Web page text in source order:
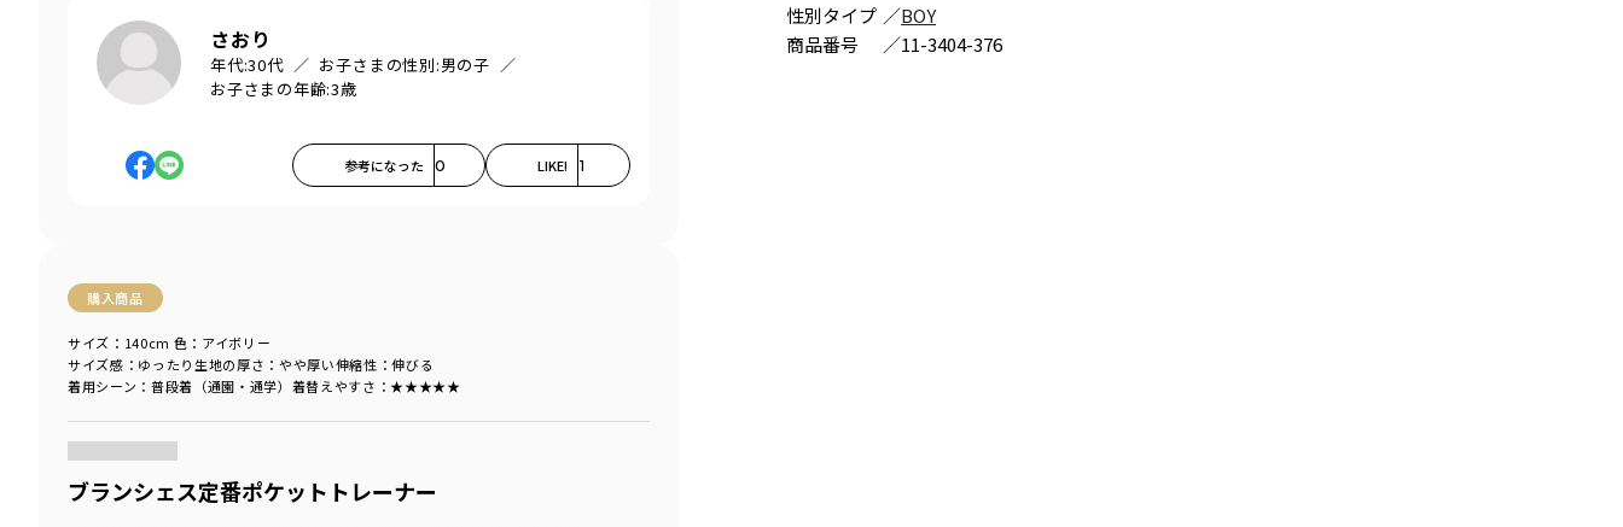
さおり
年代:30代 お子さまの性別:男の子
お子さまの年齢:3歳
参考になった 0 LIKE! 1
購入商品
サイズ感 ：ゆったり 生地の厚さ ：やや厚い伸縮性 ：伸びる
着用シーン ：普段着（通園・通学） 着替えやすさ ：★★★★★
サイズ：140cm 色：アイボリー
ブランシェス定番ポケットトレーナー
性別タイプ ／BOY
商品番号
／11-3404-376